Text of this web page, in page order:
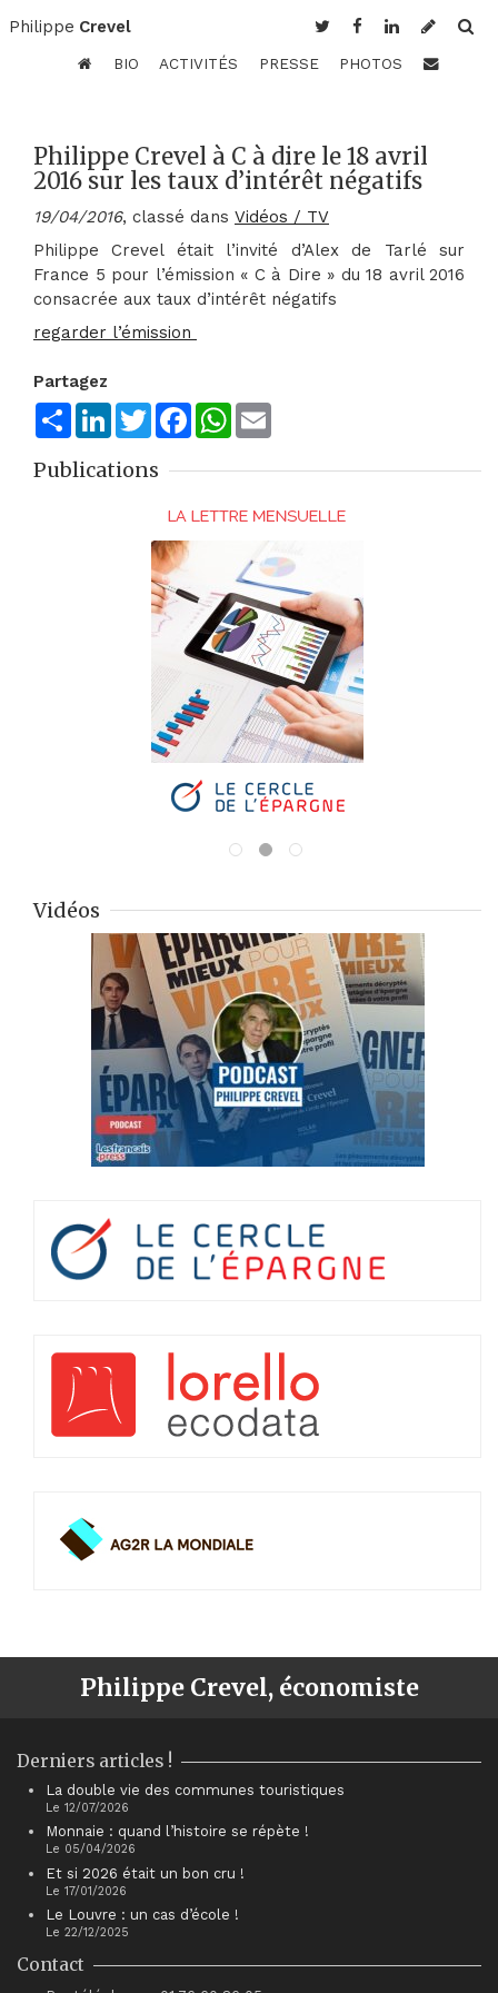
Philippe Crevel
BIO ACTIVITÉS PRESSE PHOTOS
Philippe Crevel à C à dire le 18 avril
2016 sur les taux d’intérêt négatifs
19/04/2016, classé dans Vidéos / TV
Philippe Crevel était l’invité d’Alex de Tarlé sur
France 5 pour l’émission « C à Dire » du 18 avril 2016
consacrée aux taux d’intérêt négatifs
regarder l’émission
Partagez
ShareLinkedInTwitterFacebookWhatsApp
Publications
Vidéos
Philippe Crevel, économiste
Derniers articles !
La double vie des communes touristiques
Le 12/07/2026
Monnaie : quand l’histoire se répète !
Le 05/04/2026
Et si 2026 était un bon cru !
Le 17/01/2026
Le Louvre : un cas d’école !
Le 22/12/2025
Contact